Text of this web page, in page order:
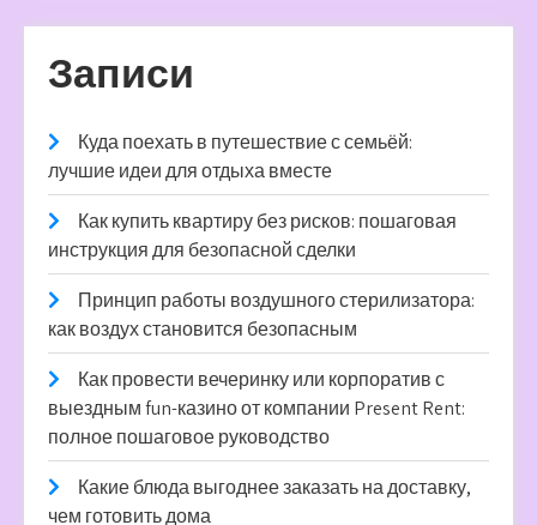
Записи
Куда поехать в путешествие с семьёй:
лучшие идеи для отдыха вместе
Как купить квартиру без рисков: пошаговая
инструкция для безопасной сделки
Принцип работы воздушного стерилизатора:
как воздух становится безопасным
Как провести вечеринку или корпоратив с
выездным fun-казино от компании Present Rent:
полное пошаговое руководство
Какие блюда выгоднее заказать на доставку,
чем готовить дома